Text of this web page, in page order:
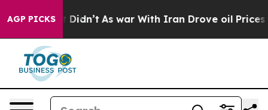
AGP PICKS
it Didn’t As war With Iran Drove oil Prices Higher,